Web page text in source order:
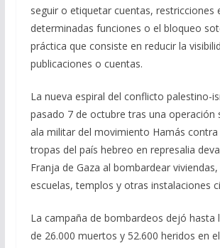
seguir o etiquetar cuentas, restricciones
determinadas funciones o el bloqueo
práctica que consiste en reducir la
publicaciones o cuentas.
La nueva espiral del conflicto palestino-
pasado 7 de octubre tras una operación
ala militar del movimiento Hamás contra
tropas del país hebreo en represalia
Franja de Gaza al bombardear
escuelas, templos y otras instalaciones
La campaña de bombardeos dejó hasta
de 26.000 muertos y 52.600 heridos en